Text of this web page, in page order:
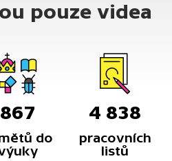
pouze videa
867
do
4 838
pracovních
listů